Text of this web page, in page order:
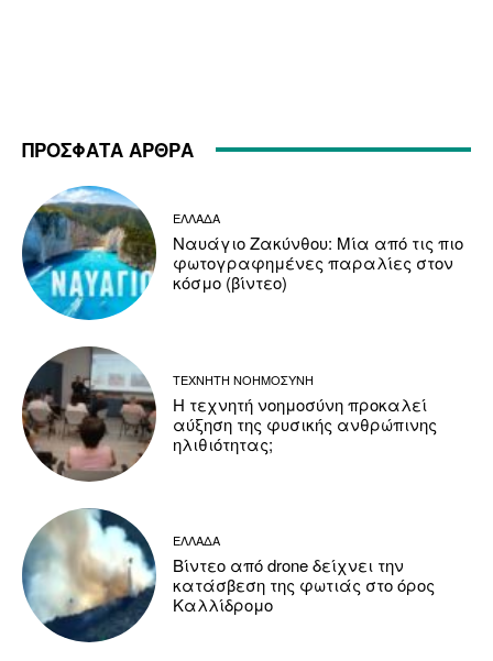
ΠΡΟΣΦΑΤΑ ΑΡΘΡΑ
ΕΛΛΑΔΑ
Ναυάγιο Ζακύνθου: Μία από τις πιο
φωτογραφημένες παραλίες στον
κόσμο (βίντεο)
ΤΕΧΝΗΤΗ ΝΟΗΜΟΣΥΝΗ
Η τεχνητή νοημοσύνη προκαλεί
αύξηση της φυσικής ανθρώπινης
ηλιθιότητας;
ΕΛΛΑΔΑ
Βίντεο από drone δείχνει την
κατάσβεση της φωτιάς στο όρος
Καλλίδρομο